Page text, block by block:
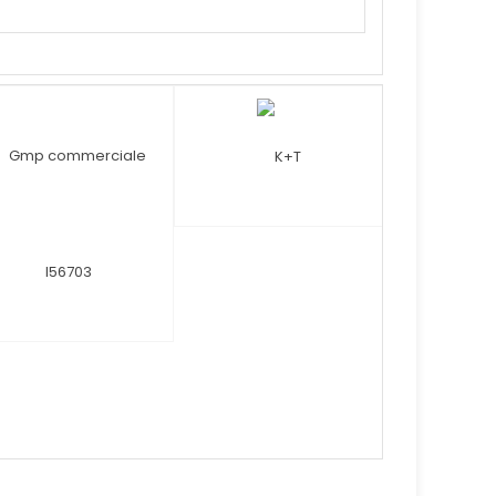
OFERTA CERE OFERTA